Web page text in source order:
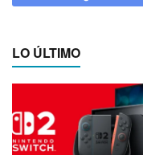
LO ÚLTIMO